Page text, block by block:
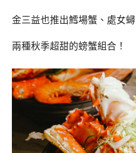
金三益也推出鱈場蟹、處女蟳
兩種秋季超甜的螃蟹組合！